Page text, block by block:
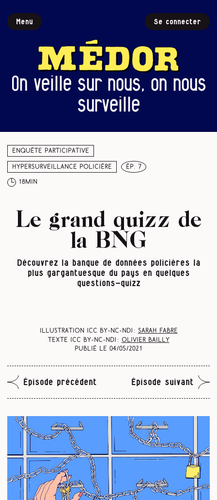
Menu Se connecter
On veille sur nous, on nous
surveille
Enquête participative
Hypersurveillance policière ép. 7
18min
Le grand quizz de
la BNG
Découvrez la banque de données policières la
plus gargantuesque du pays en quelques
questions-quizz
Illustration (CC BY-NC-ND) :
Sarah Fabre
Texte (CC BY-NC-ND) : Olivier Bailly
Publié le 04/05/2021
Épisode précédent Épisode suivant